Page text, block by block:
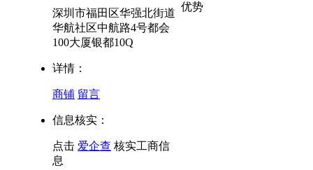
深圳市福田区华强北街道
华航社区中航路4号都会
100大厦银都10Q
详情：
商铺 留言
信息核实：
点击 爱企查 核实工商信
息
优势